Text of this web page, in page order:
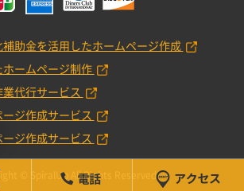
助金を活用したホームページ作成
ームページ制作
代行サービス
ジ作成サービス
ージ作成サービス
© SpiralUp All Rights Reserved.